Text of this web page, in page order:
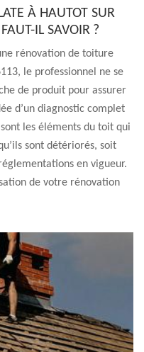
À HAUTOT SUR
IL SAVOIR ?
rénovation de toiture
le professionnel ne se
de produit pour assurer
d’un diagnostic complet
les éléments du toit qui
sont détériorés, soit
en vigueur.
de votre rénovation